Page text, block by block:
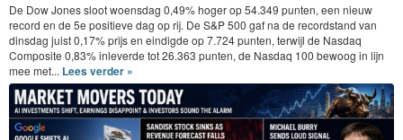
De Dow Jones sloot woensdag 0,49% hoger op 54.349 punten, een nieuw
record en de 5e positieve dag op rij. De S&P 500 gaf na de recordstand van
dinsdag juist 0,17% prijs en eindigde op 7.724 punten, terwijl de Nasdaq
Composite 0,83% inleverde tot 26.363 punten, de Nasdaq 100 bewoog in lijn
mee met... Lees verder »